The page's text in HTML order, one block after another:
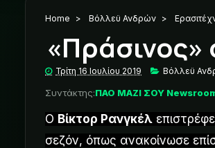
Home > Βόλλεϋ Ανδρών >
«Πράσινος»
Τρίτη 16 Ιουλίου 2019 Βόλλεϋ
Συντάκτης:ΠΑΟ ΜΑΖΙ ΣΟΥ
Ο Βίκτορ Ρανγκέλ
σεζόν, όπως ανακοίνωσε